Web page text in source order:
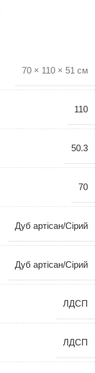
70 × 110 × 51 см
110
50.3
70
Дуб артісан/Сірий
Дуб артісан/Сірий
ЛДСП
ЛДСП